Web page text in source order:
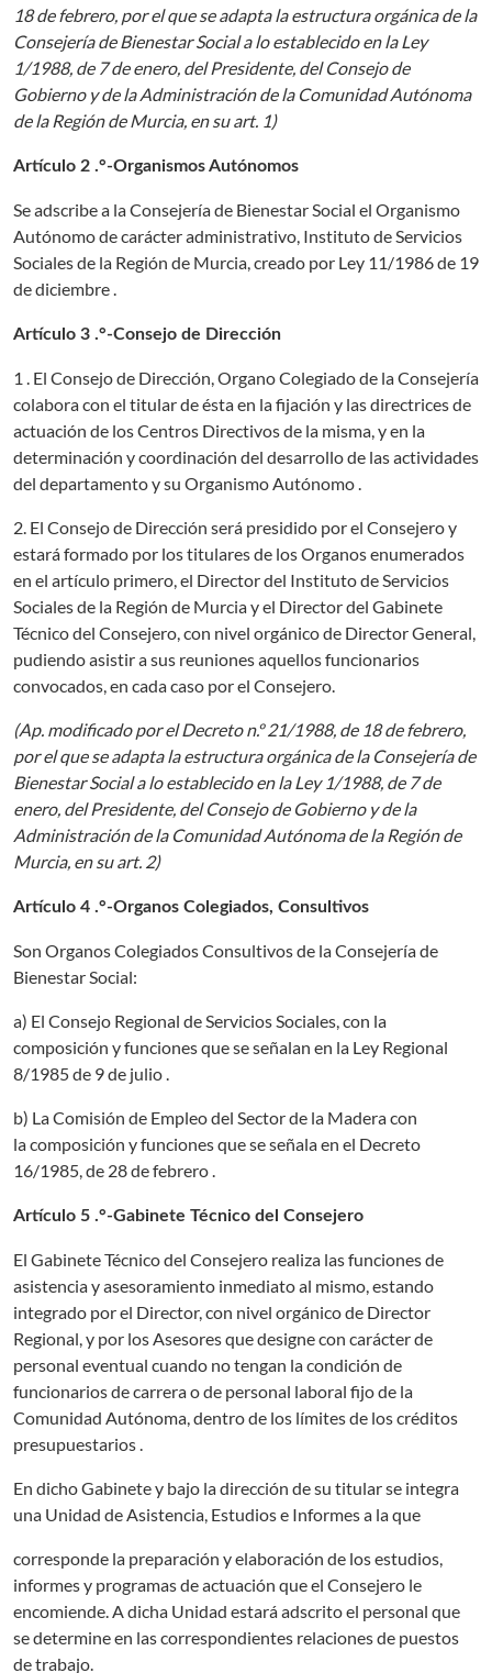
18 de febrero, por el que se adapta la estructura orgánica de la
Consejería de Bienestar Social a lo establecido en la Ley
1/1988, de 7 de enero, del Presidente, del Consejo de
Gobierno y de la Administración de la Comunidad Autónoma
de la Región de Murcia, en su art. 1)
Artículo 2 .°-Organismos Autónomos
Se adscribe a la Consejería de Bienestar Social el Organismo
Autónomo de carácter administrativo, Instituto de Servicios
Sociales de la Región de Murcia, creado por Ley 11/1986 de 19
de diciembre .
Artículo 3 .°-Consejo de Dirección
1 . El Consejo de Dirección, Organo Colegiado de la Consejería
colabora con el titular de ésta en la fijación y las directrices de
actuación de los Centros Directivos de la misma, y en la
determinación y coordinación del desarrollo de las actividades
del departamento y su Organismo Autónomo .
2. El Consejo de Dirección será presidido por el Consejero y
estará formado por los titulares de los Organos enumerados
en el artículo primero, el Director del Instituto de Servicios
Sociales de la Región de Murcia y el Director del Gabinete
Técnico del Consejero, con nivel orgánico de Director General,
pudiendo asistir a sus reuniones aquellos funcionarios
convocados, en cada caso por el Consejero.
(Ap. modificado por el Decreto n.º 21/1988, de 18 de febrero,
por el que se adapta la estructura orgánica de la Consejería de
Bienestar Social a lo establecido en la Ley 1/1988, de 7 de
enero, del Presidente, del Consejo de Gobierno y de la
Administración de la Comunidad Autónoma de la Región de
Murcia, en su art. 2)
Artículo 4 .°-Organos Colegiados, Consultivos
Son Organos Colegiados Consultivos de la Consejería de
Bienestar Social:
a) El Consejo Regional de Servicios Sociales, con la
composición y funciones que se señalan en la Ley Regional
8/1985 de 9 de julio .
b) La Comisión de Empleo del Sector de la Madera con
la composición y funciones que se señala en el Decreto
16/1985, de 28 de febrero .
Artículo 5 .°-Gabinete Técnico del Consejero
El Gabinete Técnico del Consejero realiza las funciones de
asistencia y asesoramiento inmediato al mismo, estando
integrado por el Director, con nivel orgánico de Director
Regional, y por los Asesores que designe con carácter de
personal eventual cuando no tengan la condición de
funcionarios de carrera o de personal laboral fijo de la
Comunidad Autónoma, dentro de los límites de los créditos
presupuestarios .
En dicho Gabinete y bajo la dirección de su titular se integra
una Unidad de Asistencia, Estudios e Informes a la que
corresponde la preparación y elaboración de los estudios,
informes y programas de actuación que el Consejero le
encomiende. A dicha Unidad estará adscrito el personal que
se determine en las correspondientes relaciones de puestos
de trabajo.